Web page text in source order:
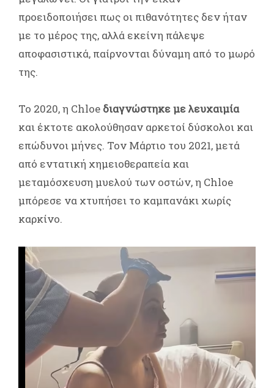
προειδοποιήσει πως οι πιθανότητες δεν ήταν
με το μέρος της, αλλά εκείνη πάλεψε
αποφασιστικά, παίρνονται δύναμη από το μωρό
της.
Το 2020, η Chloe διαγνώστηκε με λευχαιμία
και έκτοτε ακολούθησαν αρκετοί δύσκολοι και
επώδυνοι μήνες. Τον Μάρτιο του 2021, μετά
από εντατική χημειοθεραπεία και
μεταμόσχευση μυελού των οστών, η Chloe
μπόρεσε να χτυπήσει το καμπανάκι χωρίς
καρκίνο.